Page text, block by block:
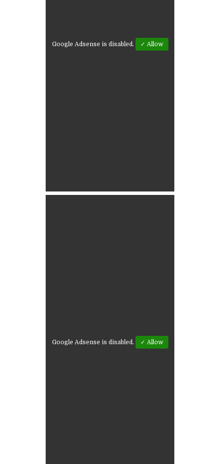
Google Adsense is disabled. ✓ Allow
Google Adsense is disabled. ✓ Allow